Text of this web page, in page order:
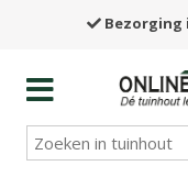
Bezorging